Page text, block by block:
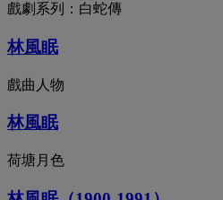
戲劇系列：白蛇傳
林風眠
戲曲人物
林風眠
荷塘月色